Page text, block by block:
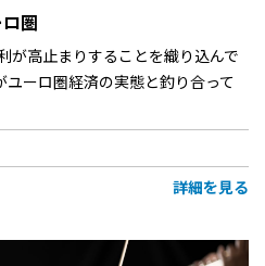
圏
が高止まりすることを織り込んで
ーロ圏経済の実態と釣り合って
詳細を見る